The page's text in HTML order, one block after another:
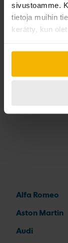
sivustoamme.
tietoja muihin
kerätty, kun
Mercedes A-
Alfa Romeo
Aston Martin
Audi